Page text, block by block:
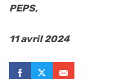
PEPS,
11 avril 2024